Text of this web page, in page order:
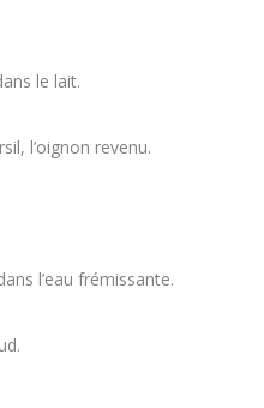
le lait.
l’oignon revenu.
l’eau frémissante.